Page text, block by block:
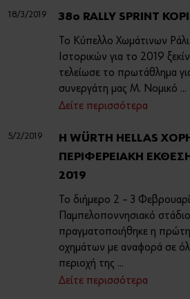
18/3/2019 38ο RALLY SPRINT
Το Κύπελλο Χωμάτινων
Ιστορικών για το 2019
τελείωσε το πρωτάθλημα
συνεργάτη μας Μ. Νομικό ...
Δείτε περισσότερα
5/2/2019
H WÜRTH HELLAS
ΠΕΡΙΦΕΡΕΙΑΚΗ
2019
Το διήμερο 2 – 3
Παμπελοποννησιακό
πραγματοποιήθηκε η
οχημάτων με αναφορά σε
περιοχή της ...
Δείτε περισσότερα